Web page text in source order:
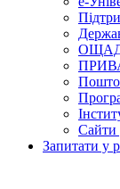
Сайти
Запитати у